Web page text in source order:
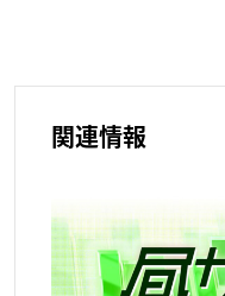
関連情報